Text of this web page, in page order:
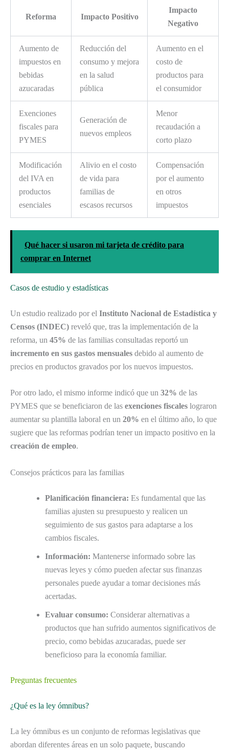
Reforma Impacto Positivo
Impacto
Negativo
Aumento de
impuestos en
bebidas
azucaradas
Reducción del
consumo y mejora
en la salud
pública
Aumento en el
costo de
productos para
el consumidor
Exenciones
fiscales para
PYMES
Generación de
nuevos empleos
Menor
recaudación a
corto plazo
Modificación
del IVA en
productos
esenciales
Alivio en el costo
de vida para
familias de
escasos recursos
Compensación
por el aumento
en otros
impuestos
Qué hacer si usaron mi tarjeta de crédito para
comprar en Internet
Casos de estudio y estadísticas
Un estudio realizado por el Instituto Nacional de Estadística y
Censos (INDEC) reveló que, tras la implementación de la
reforma, un 45% de las familias consultadas reportó un
incremento en sus gastos mensuales debido al aumento de
precios en productos gravados por los nuevos impuestos.
Por otro lado, el mismo informe indicó que un 32% de las
PYMES que se beneficiaron de las exenciones fiscales lograron
aumentar su plantilla laboral en un 20% en el último año, lo que
sugiere que las reformas podrían tener un impacto positivo en la
creación de empleo.
Consejos prácticos para las familias
Planificación financiera: Es fundamental que las
familias ajusten su presupuesto y realicen un
seguimiento de sus gastos para adaptarse a los
cambios fiscales.
Información: Mantenerse informado sobre las
nuevas leyes y cómo pueden afectar sus finanzas
personales puede ayudar a tomar decisiones más
acertadas.
Evaluar consumo: Considerar alternativas a
productos que han sufrido aumentos significativos de
precio, como bebidas azucaradas, puede ser
beneficioso para la economía familiar.
Preguntas frecuentes
¿Qué es la ley ómnibus?
La ley ómnibus es un conjunto de reformas legislativas que
abordan diferentes áreas en un solo paquete, buscando